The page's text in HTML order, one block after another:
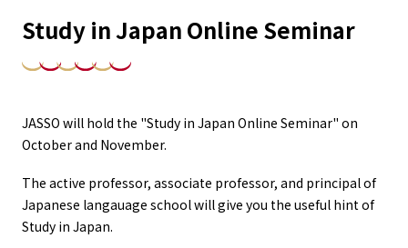
Study in Japan Online Seminar
JASSO will hold the "Study in Japan Online Seminar" on
October and November.
The active professor, associate professor, and principal of
Japanese langauage school will give you the useful hint of
Study in Japan.